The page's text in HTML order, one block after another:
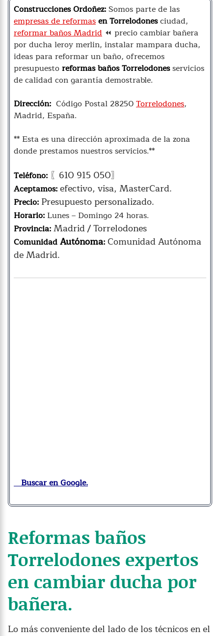
Construcciones Ordoñez:Somos parte de las
empresas de reformasen Torrelodonesciudad,
reformar baños Madrid ⏪ precio cambiar bañera
por ducha leroy merlin, instalar mampara ducha,
ideas para reformar un baño, ofrecemos
presupuestoreformas baños Torrelodonesservicios
de calidad con garantía demostrable.
Dirección: Código Postal 28250Torrelodones,
Madrid, España.
** Esta es una dirección aproximada de la zona
donde prestamos nuestros servicios.**
Teléfono: 〖610 915 050〗
Aceptamos:efectivo, visa, MasterCard.
Precio: Presupuesto personalizado.
Horario: Lunes – Domingo 24 horas.
Provincia:Madrid / Torrelodones
ComunidadAutónoma:Comunidad Autónoma
de Madrid.
Buscar en Google.
Reformas baños
Torrelodones expertos
en cambiar ducha por
bañera.
Lo más conveniente del lado de los técnicos en el